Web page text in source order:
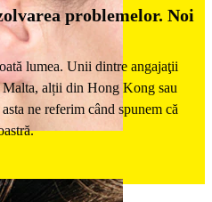
problemelor. Noi
lumea. Unii dintre angajaţii
alții din Hong Kong sau
ne referim când spunem că